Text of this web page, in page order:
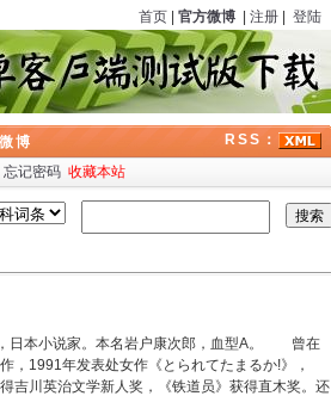
首页 官方微博 注册 登陆
微博
RSS：
忘记密码 收藏本站
本小说家。本名岩户康次郎，血型A。 曾在
，1991年发表处女作《とられてたまるか!》，
吉川英治文学新人奖，《铁道员》获得直木奖。还